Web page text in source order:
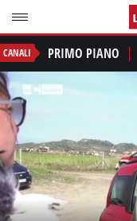
CANALI PRIMO PIANO